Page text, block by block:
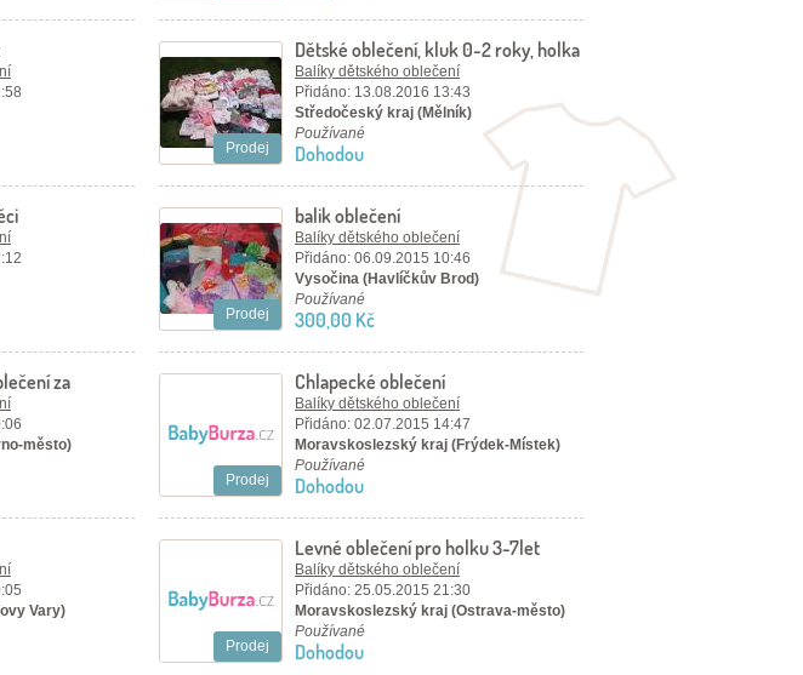
Prodej
Dětské oblečení, kluk 0-2 roky, holka
0-5 let
Balíky dětského oblečení
Přidáno: 13.08.2016 13:43
Středočeský kraj (Mělník)
Používané
Dohodou
Prodej
balik oblečení
Balíky dětského oblečení
Přidáno: 06.09.2015 10:46
Vysočina (Havlíčkův Brod)
Používané
300,00 Kč
za
město)
Prodej
Chlapecké oblečení
Balíky dětského oblečení
Přidáno: 02.07.2015 14:47
Moravskoslezský kraj (Frýdek-Místek)
Používané
Dohodou
Vary)
Prodej
Levné oblečení pro holku 3-7let
Balíky dětského oblečení
Přidáno: 25.05.2015 21:30
Moravskoslezský kraj (Ostrava-město)
Používané
Dohodou